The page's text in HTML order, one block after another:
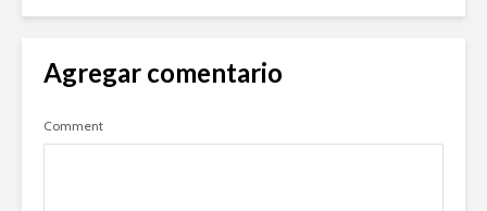
Agregar comentario
Comment